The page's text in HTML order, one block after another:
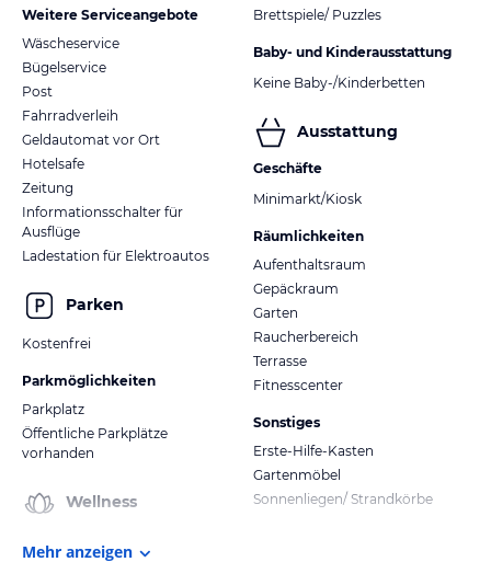
Weitere Serviceangebote
Wäscheservice
Bügelservice
Post
Fahrradverleih
Geldautomat vor Ort
Hotelsafe
Zeitung
Informationsschalter für
Ausflüge
Ladestation für Elektroautos
Parken
Kostenfrei
Parkmöglichkeiten
Parkplatz
Öffentliche Parkplätze
vorhanden
Wellness
Brettspiele/ Puzzles
Baby- und Kinderausstattung
Keine Baby-/Kinderbetten
Ausstattung
Geschäfte
Minimarkt/Kiosk
Räumlichkeiten
Aufenthaltsraum
Gepäckraum
Garten
Raucherbereich
Terrasse
Fitnesscenter
Sonstiges
Erste-Hilfe-Kasten
Gartenmöbel
Sonnenliegen/ Strandkörbe
Mehr anzeigen